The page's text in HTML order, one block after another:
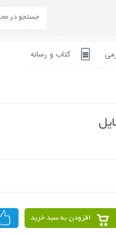
کتاب و رسانه
افزودن به سبد خرید